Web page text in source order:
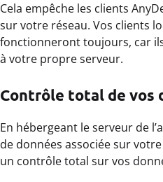
Cela empêche les clients
sur votre réseau. Vos clients
fonctionneront toujours, car
à votre propre serveur.
Contrôle total de vos
En hébergeant le serveur de
de données associée sur
un contrôle total sur vos